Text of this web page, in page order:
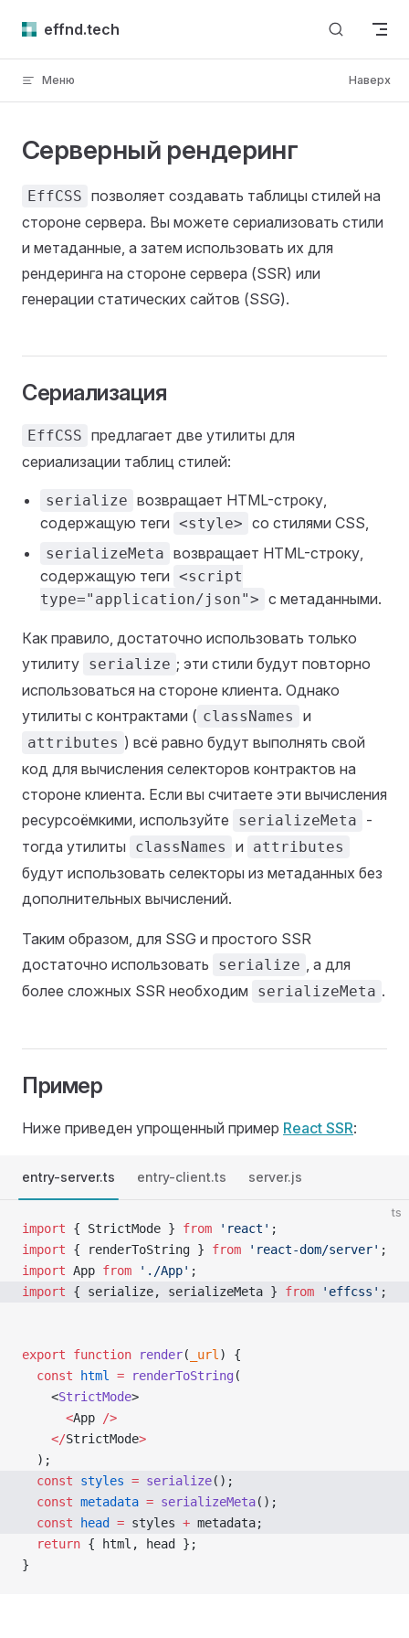
Skip to content
effnd.tech
Меню Наверх
Серверный рендеринг
EffCSS позволяет создавать таблицы стилей на
стороне сервера. Вы можете сериализовать стили
и метаданные, а затем использовать их для
рендеринга на стороне сервера (SSR) или
генерации статических сайтов (SSG).
Сериализация
EffCSS предлагает две утилиты для
сериализации таблиц стилей:
serialize возвращает HTML-строку,
содержащую теги <style> со стилями CSS,
serializeMeta возвращает HTML-строку,
содержащую теги <script
type="application/json"> с метаданными.
Как правило, достаточно использовать только
утилиту serialize ; эти стили будут повторно
использоваться на стороне клиента. Однако
утилиты с контрактами ( classNames и
attributes ) всё равно будут выполнять свой
код для вычисления селекторов контрактов на
стороне клиента. Если вы считаете эти вычисления
ресурсоёмкими, используйте
serializeMeta
-
тогда утилиты
classNames и attributes
будут использовать селекторы из метаданных без
дополнительных вычислений.
Таким образом, для SSG и простого SSR
достаточно использовать
serialize , а для
более сложных SSR необходим
serializeMeta .
Пример
Ниже приведен упрощенный пример React SSR:
entry-server.ts entry-client.ts server.js
ts
import { StrictMode } from 'react' ;
import { renderToString } from 'react-dom/server' ;
import App from './App' ;
import { serialize, serializeMeta } from 'effcss' ;
export function render( _url ) {
  const
html = renderToString (
    <
StrictMode>
      <
App
/>
    </
StrictMode>
  );
  const
styles = serialize();
  const
metadata = serializeMeta();
  const
head = styles + metadata;
  return
{ html, head };
}